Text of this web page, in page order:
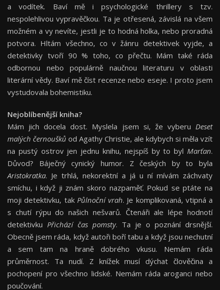
a vodítek. Baví mě i psychologické thrillery s tzv.
nespolehlivou vypravěčkou. Ta je otřesená, závislá na všem
možném a vy nevíte, jestli je to hodná holka, nebo proradná
potvora. Hltám všechno, co v žánru detektivek vyjde, a
detektivky tvoří 90 % toho, co přečtu. Mám také ráda
odbornou nebo populárně naučnou literaturu v oblasti
literární vědy. Baví mě číst recenze nebo eseje. I proto jsem
vystudovala bohemistiku.
Nejoblíbenější kniha?
Mám jich docela dost. Myslela jsem si, že vyberu Deset
malých černoušků od Agathy Christie, ale kdybych si měla vzít
na pustý ostrov jen jednu knihu, nejspíš by to byl Marťan.
Důvod? Báječný cynický humor. Z českých by to byla
Aristokratka. Je trhlá, nekorektní a já u ní mívám záchvaty
smíchu, i když ji znám skoro nazpaměť. Pokud se ptáte na
moji detektivku, tak Půlnoční vrah. Je komplikovaná, vtipná a
s chutí rýpu do našich nešvarů. Čtenáři ale lépe hodnotí
detektivku Přichází čas pomsty. Ta je o poznání drsnější.
Obecně jsem ráda, když autoři boří tabu a když jsou nechutní
a sem tam na hraně dobrého vkusu. Nemám ráda
průměrnost. Ta nudí. Z knížek musí dýchat člověčina a
pochopení pro všechno lidské. Nemám ráda aroganci nebo
poučování.